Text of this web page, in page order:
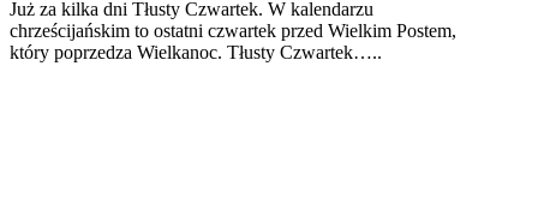
Już za kilka dni Tłusty Czwartek. W kalendarzu
chrześcijańskim to ostatni czwartek przed Wielkim Postem,
który poprzedza Wielkanoc. Tłusty Czwartek…..